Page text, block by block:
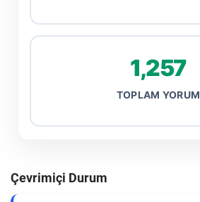
1,257
TOPLAM YORUM
Çevrimiçi Durum